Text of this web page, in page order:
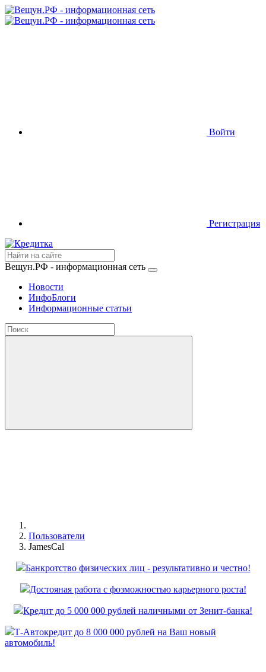
Войти
Регистрация
Вещун.РФ - информационная сеть
Новости
ИнфоБлоги
Информационные статьи
Пользователи
JamesCal
Банкротство физических лиц - результативно и честно!
Достояная работа с фозможностью карьерного роста!
Кредит до 5 000 000 рублей наличными от Зенит-банка!
Т-Автокредит до 8 000 000 рублей на Ваш новый
автомобиль!